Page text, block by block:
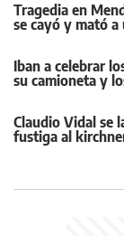
Tragedia en
se cayó y mató
Iban a celebrar
su camioneta y
Claudio Vidal se
fustiga al